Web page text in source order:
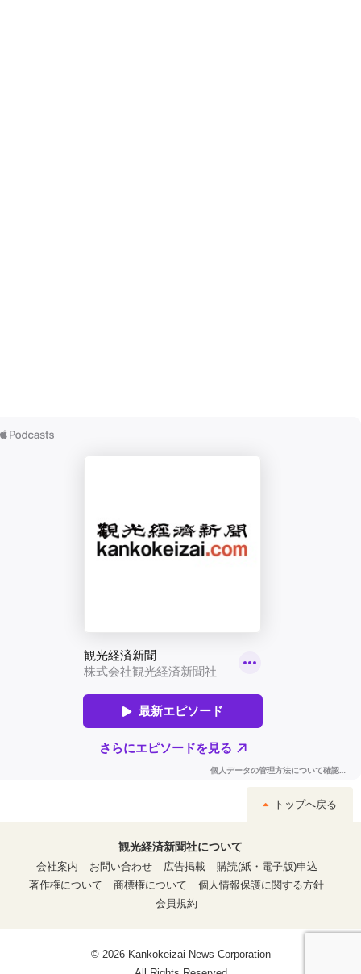
トップへ戻る
観光経済新聞社について
会社案内
お問い合わせ 広告掲載
購読(紙・電子版)申込
著作権について
商標権について
個人情報保護に関する方針
会員規約
© 2026 Kankokeizai News Corporation